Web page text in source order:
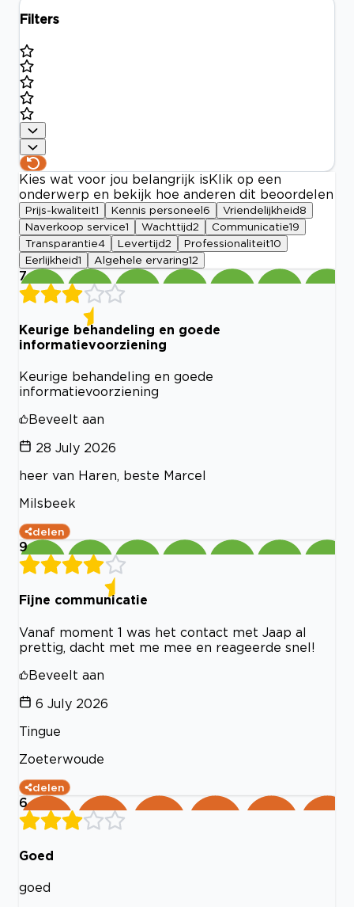
Filters
Kies wat voor jou belangrijk is Klik op een
onderwerp en bekijk hoe anderen dit beoordelen
Prijs-kwaliteit1 Kennis personeel 6 Vriendelijkheid 8
Naverkoop service1 Wachttijd2 Communicatie19
Transparantie4 Levertijd2 Professionaliteit10
Eerlijkheid1 Algehele ervaring12
7
Keurige behandeling en goede
informatievoorziening
Keurige behandeling en goede
informatievoorziening
Beveelt aan
28 July 2026
heer van Haren, beste Marcel
Milsbeek
delen
9
Fijne communicatie
Vanaf moment 1 was het contact met Jaap al
prettig, dacht met me mee en reageerde snel!
Beveelt aan
6 July 2026
Tingue
Zoeterwoude
delen
6
Goed
goed